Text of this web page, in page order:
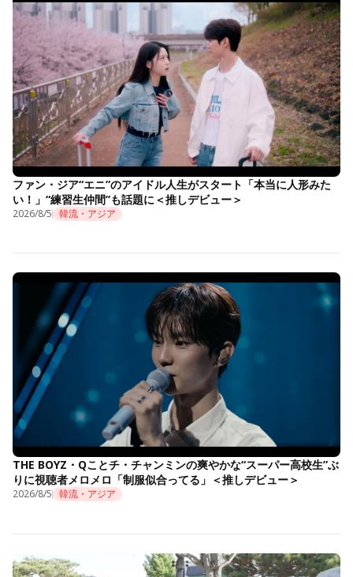
ファン・ジア“エニ”のアイドル人生がスタート「本当に人形みた
い！」“練習生仲間”も話題に＜推しデビュー＞
2026/8/5 韓流・アジア
THE BOYZ・Qことチ・チャンミンの爽やかな“スーパー高校生”ぶ
りに視聴者メロメロ「制服似合ってる」＜推しデビュー＞
2026/8/5 韓流・アジア